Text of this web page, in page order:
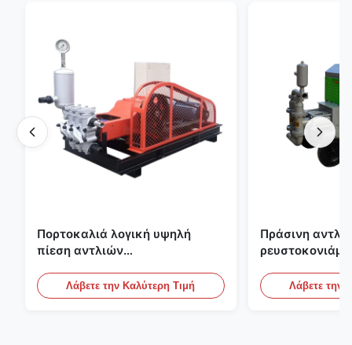
Πορτοκαλιά λογική υψηλή
πίεση αντλιών
του ISO που εμποτίζει την
αντλία
Λάβετε την Καλύτερη Τιμή
Πράσινη
πατωμάτων
Λάβετε την